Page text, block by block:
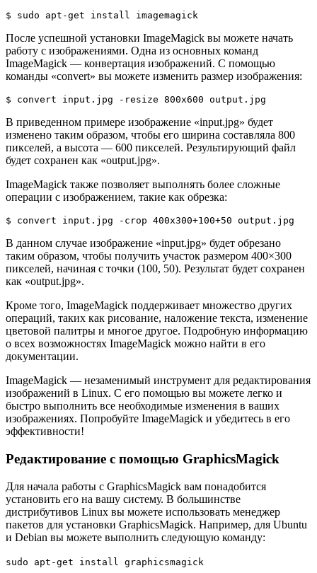
После успешной установки ImageMagick вы можете начать
работу с изображениями. Одна из основных команд
ImageMagick — конвертация изображений. С помощью
команды «convert» вы можете изменить размер изображения:
В приведенном примере изображение «input.jpg» будет
изменено таким образом, чтобы его ширина составляла 800
пикселей, а высота — 600 пикселей. Результирующий файл
будет сохранен как «output.jpg».
ImageMagick также позволяет выполнять более сложные
операции с изображением, такие как обрезка:
В данном случае изображение «input.jpg» будет обрезано
таким образом, чтобы получить участок размером 400×300
пикселей, начиная с точки (100, 50). Результат будет сохранен
как «output.jpg».
Кроме того, ImageMagick поддерживает множество других
операций, таких как рисование, наложение текста, изменение
цветовой палитры и многое другое. Подробную информацию
о всех возможностях ImageMagick можно найти в его
документации.
ImageMagick — незаменимый инструмент для редактирования
изображений в Linux. С его помощью вы можете легко и
быстро выполнить все необходимые изменения в ваших
изображениях. Попробуйте ImageMagick и убедитесь в его
эффективности!
Редактирование с помощью GraphicsMagick
Для начала работы с GraphicsMagick вам понадобится
установить его на вашу систему. В большинстве
дистрибутивов Linux вы можете использовать менеджер
пакетов для установки GraphicsMagick. Например, для Ubuntu
и Debian вы можете выполнить следующую команду:
sudo apt-get install graphicsmagick